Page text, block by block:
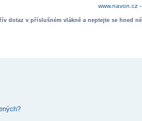
www.navon.cz
dotaz v příslušném vlákně a neptejte se hned